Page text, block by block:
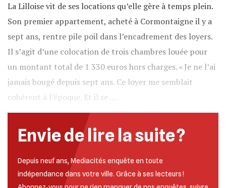
La Lilloise vit de ses locations qu’elle gère à temps plein.
Son premier appartement, acheté à Cormontaigne il y a
sept ans, rentre pile poil dans l’encadrement des loyers.
Il s’agit d’une colocation de trois chambres louée pour
un montant total de 1 330 euros hors charges. « Je ne l’ai
jamais bougé depuis sept ans. Ce loyer me semblait
cohérent à l’époque. Et il se …
Envie de lire la suite ?
Depuis neuf ans, Mediacités enquête en toute
indépendance dans votre ville. Grâce à ses lecteurs !